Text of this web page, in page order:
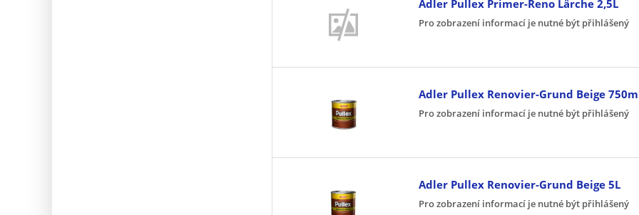
Adler Pullex Primer-Reno Lärche 2,5L
Pro zobrazení informací je nutné být přihlášený
Adler Pullex Renovier-Grund Beige
Pro zobrazení informací je nutné být přihlášený
Adler Pullex Renovier-Grund Beige 5L
Pro zobrazení informací je nutné být přihlášený